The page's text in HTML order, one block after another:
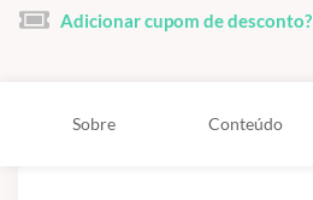
Adicionar cupom de desconto?
Sobre Conteúdo